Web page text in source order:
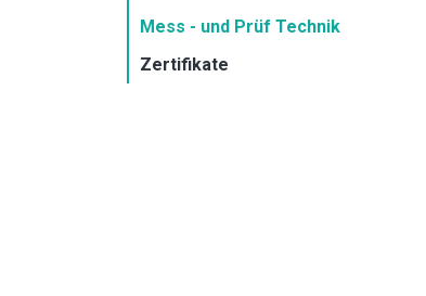
Mess - und Prüf Technik
Zertifikate